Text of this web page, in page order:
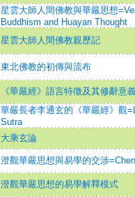
星雲大師人間佛教與華嚴思想
Buddhism and Huayan Thought
星雲大師人間佛教親歷記
東北佛教的初傳與流布
《華嚴經》語言特徵及其修辭意
華嚴長者李通玄的《華嚴經》觀
Sutra
大乘玄論
澄觀華嚴思想與易學的交涉
澄觀華嚴思想的易學解釋模式